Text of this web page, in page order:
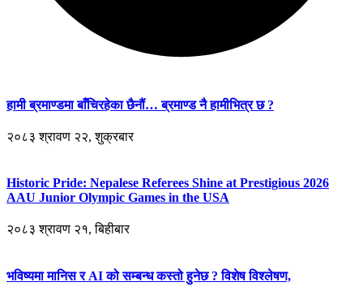
हामी ब्रमाण्डमा बाँचिरहेका छैनौं… ब्रमाण्ड नै हामीभित्र छ ?
२०८३ श्रावण २२, शुक्रबार
Historic Pride: Nepalese Referees Shine at Prestigious 2026
AAU Junior Olympic Games in the USA
२०८३ श्रावण २१, बिहीबार
भविष्यमा मानिस र AI को सम्बन्ध कस्तो हुनेछ ? विशेष विश्लेषण,